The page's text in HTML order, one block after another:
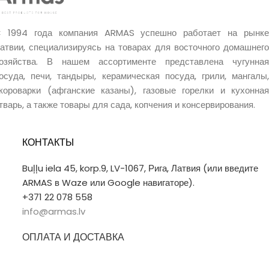
1994 года компания ARMAS успешно работает на рынке
специализируясь на товарах для восточного домашнего
В нашем ассортименте представлена чугунная
печи, тандыры, керамическая посуда, грили, мангалы,
(афганские казаны), газовые горелки и кухонная
а также товары для сада, копчения и консервирования.
КОНТАКТЫ
Buļļu iela 45, korp.9, LV-1067, Рига, Латвия (или введите
ARMAS в Waze или Google навигаторе).
+371 22 078 558
info@armas.lv
ОПЛАТА И ДОСТАВКА